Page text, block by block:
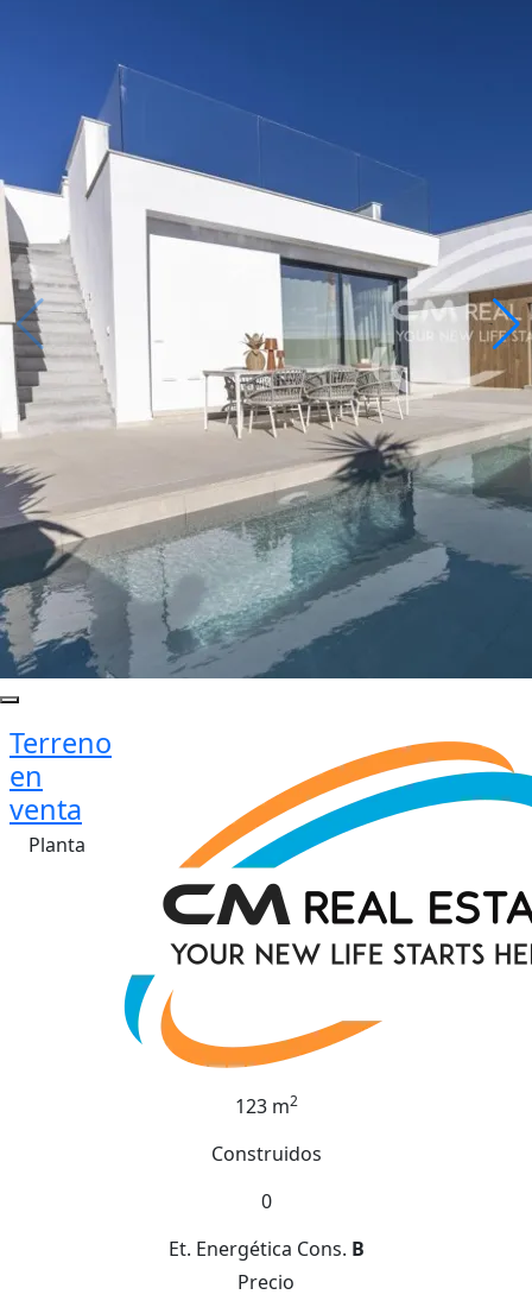
Terreno
en
venta
Planta
123 m2
Construidos
0
Et. Energética Cons. B
Precio